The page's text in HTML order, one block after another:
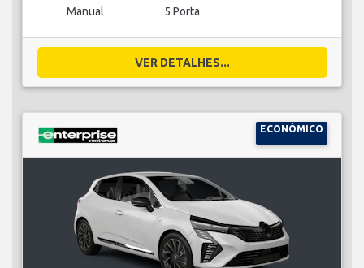
Manual 5 Porta
VER DETALHES...
ECONÓMICO